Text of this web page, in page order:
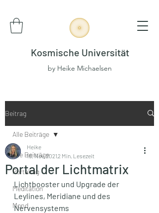
Kosmische Universität
by Heike Michaelsen
Beitrag
Alle Beiträge
Portaltag
Meditation
Mond
Alle Beiträge
Portal der Lichtmatrix
Heike
16. Nov. 20212 Min. Lesezeit
Lichtbooster und Upgrade der
Leylines, Meridiane und des
Nervensystems